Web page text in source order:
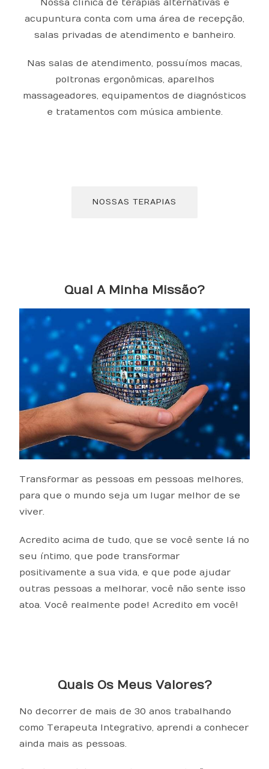
Nossa clínica de terapias alternativas e
acupuntura conta com uma área de recepção,
salas privadas de atendimento e banheiro.
Nas salas de atendimento, possuímos macas,
poltronas ergonômicas, aparelhos
massageadores, equipamentos de diagnósticos
e tratamentos com música ambiente.
NOSSAS TERAPIAS
Qual A Minha Missão?
Transformar as pessoas em pessoas melhores,
para que o mundo seja um lugar melhor de se
viver.
Acredito acima de tudo, que se você sente lá no
seu íntimo, que pode transformar
positivamente a sua vida, e que pode ajudar
outras pessoas a melhorar, você não sente isso
atoa. Você realmente pode! Acredito em você!
Quais Os Meus Valores?
No decorrer de mais de 30 anos trabalhando
como Terapeuta Integrativo, aprendi a conhecer
ainda mais as pessoas.